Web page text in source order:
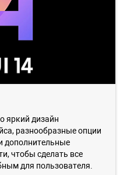
яркий дизайн
разнообразные опции
дополнительные
чтобы сделать все
для пользователя.